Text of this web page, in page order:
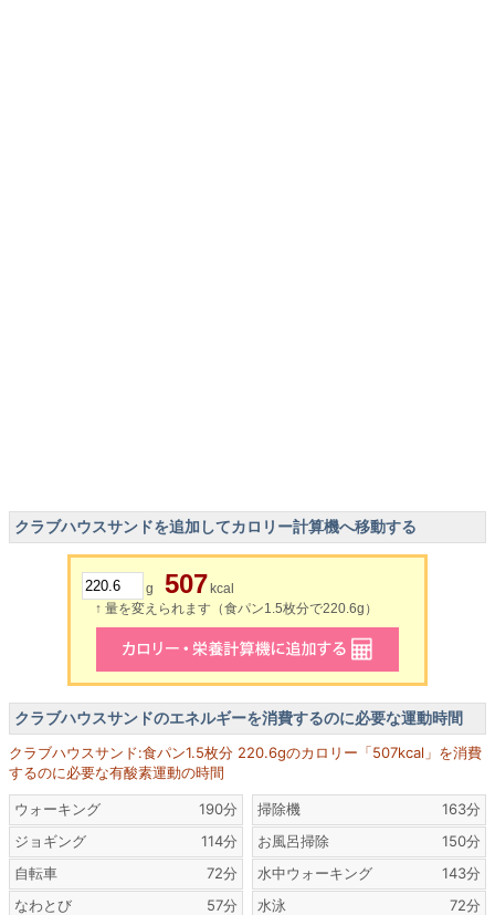
クラブハウスサンドを追加してカロリー計算機へ移動する
g 507 kcal
↑ 量を変えられます（食パン1.5枚分で220.6g）
クラブハウスサンドのエネルギーを消費するのに必要な運動時間
クラブハウスサンド:食パン1.5枚分 220.6gのカロリー「507kcal」を消費
するのに必要な有酸素運動の時間
ウォーキング
190分
ジョギング
114分
自転車
72分
なわとび
57分
掃除機
163分
お風呂掃除
150分
水中ウォーキング
143分
水泳
72分